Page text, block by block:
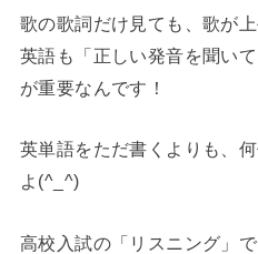
歌の歌詞だけ見ても、歌が
英語も「正しい発音を聞い
が重要なんです！
英単語をただ書くよりも、
よ(^_^)
高校入試の「リスニング」